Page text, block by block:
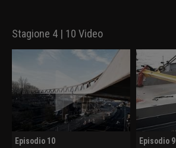
Stagione 4 | 10 Video
Episodio 10 Episodio 9